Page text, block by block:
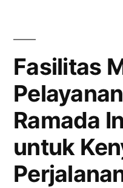
Fasilitas
Ramada
untuk